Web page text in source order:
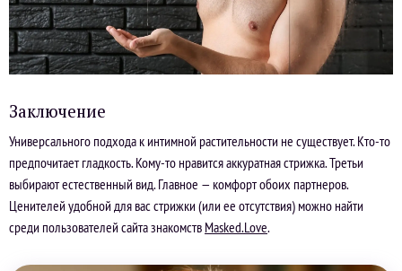
Заключение
Универсального подхода к интимной растительности не существует. Кто-то
предпочитает гладкость. Кому-то нравится аккуратная стрижка. Третьи
выбирают естественный вид. Главное — комфорт обоих партнеров.
Ценителей удобной для вас стрижки (или ее отсутствия) можно найти
среди пользователей сайта знакомств Masked.Love.